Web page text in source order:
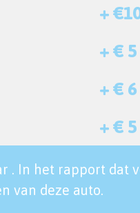
+
+ € 5
+ € 6
+ € 5
. In het rapport dat
van deze auto.